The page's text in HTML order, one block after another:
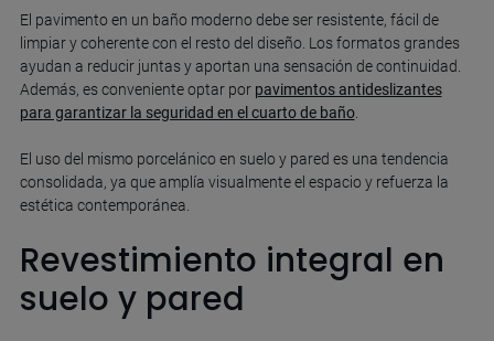
El pavimento en un baño moderno debe ser resistente, fácil de
limpiar y coherente con el resto del diseño. Los formatos grandes
ayudan a reducir juntas y aportan una sensación de continuidad.
Además, es conveniente optar por pavimentos antideslizantes
para garantizar la seguridad en el cuarto de baño.
El uso del mismo porcelánico en suelo y pared es una tendencia
consolidada, ya que amplía visualmente el espacio y refuerza la
estética contemporánea.
Revestimiento integral en
suelo y pared